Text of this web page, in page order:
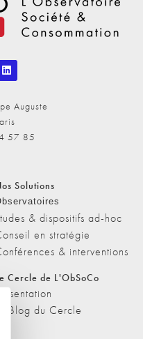
Auguste
57 85
Solutions
& dispositifs ad-hoc
en stratégie
& interventions
Cercle de L'ObSoCo
Présentation
Le Blog du Cercle